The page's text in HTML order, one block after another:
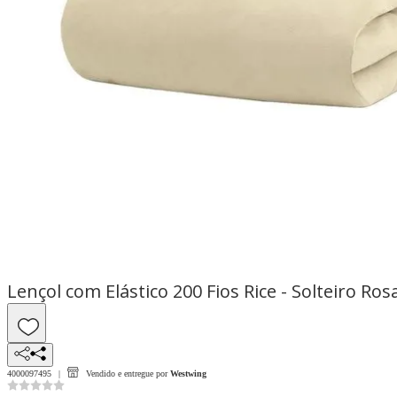
Lençol com Elástico 200 Fios Rice - Solteiro
4000097495 Vendido e entregue por Westwing